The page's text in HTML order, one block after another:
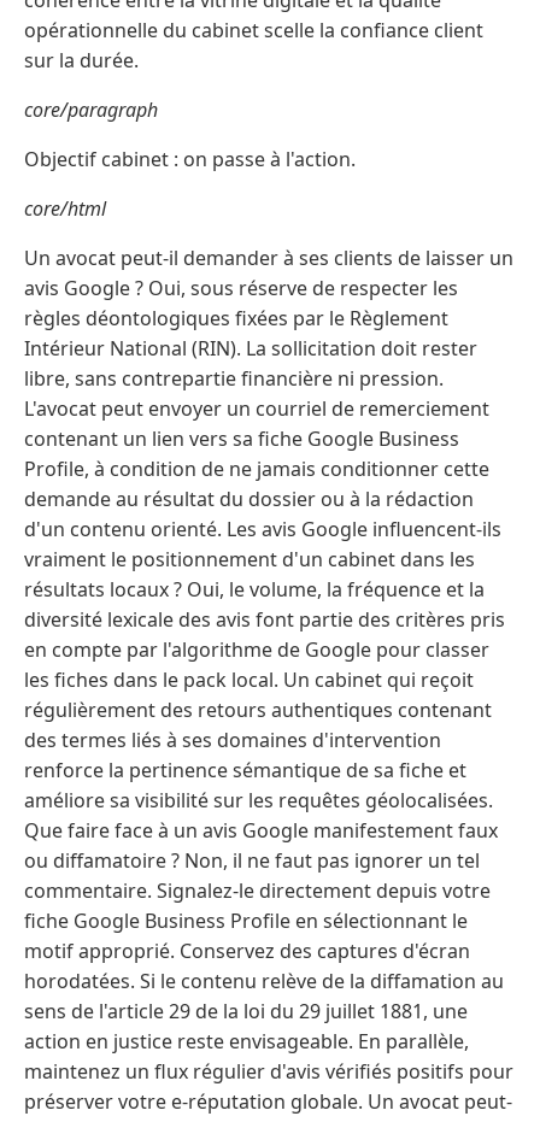
opérationnelle du cabinet scelle la confiance client
sur la durée.
core/paragraph
Objectif cabinet : on passe à l'action.
core/html
Un avocat peut-il demander à ses clients de laisser un
avis Google ? Oui, sous réserve de respecter les
règles déontologiques fixées par le Règlement
Intérieur National (RIN). La sollicitation doit rester
libre, sans contrepartie financière ni pression.
L'avocat peut envoyer un courriel de remerciement
contenant un lien vers sa fiche Google Business
Profile, à condition de ne jamais conditionner cette
demande au résultat du dossier ou à la rédaction
d'un contenu orienté. Les avis Google influencent-ils
vraiment le positionnement d'un cabinet dans les
résultats locaux ? Oui, le volume, la fréquence et la
diversité lexicale des avis font partie des critères pris
en compte par l'algorithme de Google pour classer
les fiches dans le pack local. Un cabinet qui reçoit
régulièrement des retours authentiques contenant
des termes liés à ses domaines d'intervention
renforce la pertinence sémantique de sa fiche et
améliore sa visibilité sur les requêtes géolocalisées.
Que faire face à un avis Google manifestement faux
ou diffamatoire ? Non, il ne faut pas ignorer un tel
commentaire. Signalez-le directement depuis votre
fiche Google Business Profile en sélectionnant le
motif approprié. Conservez des captures d'écran
horodatées. Si le contenu relève de la diffamation au
sens de l'article 29 de la loi du 29 juillet 1881, une
action en justice reste envisageable. En parallèle,
maintenez un flux régulier d'avis vérifiés positifs pour
préserver votre e-réputation globale. Un avocat peut-